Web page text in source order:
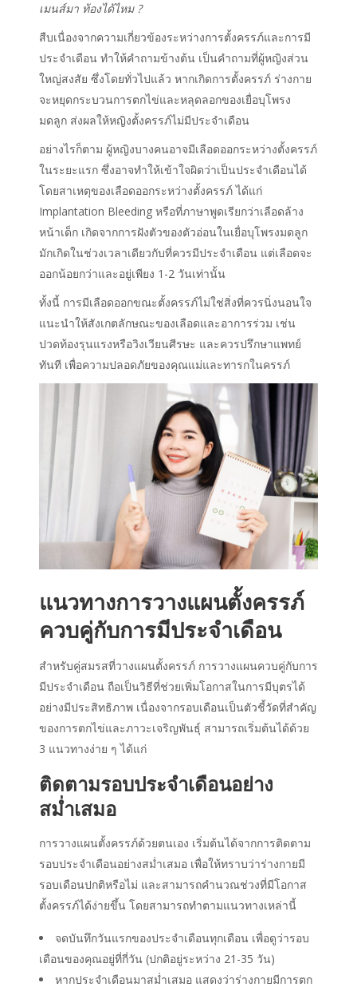
เมนส์มา ท้องได้ไหม?
สืบเนื่องจากความเกี่ยวข้องระหว่างการตั้งครรภ์และการมี
ประจำเดือน ทำให้คำถามข้างต้น เป็นคำถามที่ผู้หญิงส่วน
ใหญ่สงสัย ซึ่งโดยทั่วไปแล้ว หากเกิดการตั้งครรภ์ ร่างกาย
จะหยุดกระบวนการตกไข่และหลุดลอกของเยื่อบุโพรง
มดลูก ส่งผลให้หญิงตั้งครรภ์ไม่มีประจำเดือน
อย่างไรก็ตาม ผู้หญิงบางคนอาจมีเลือดออกระหว่างตั้งครรภ์
ในระยะแรก ซึ่งอาจทำให้เข้าใจผิดว่าเป็นประจำเดือนได้
โดยสาเหตุของเลือดออกระหว่างตั้งครรภ์ ได้แก่
Implantation Bleeding หรือที่ภาษาพูดเรียกว่าเลือดล้าง
หน้าเด็ก เกิดจากการฝังตัวของตัวอ่อนในเยื่อบุโพรงมดลูก
มักเกิดในช่วงเวลาเดียวกับที่ควรมีประจำเดือน แต่เลือดจะ
ออกน้อยกว่าและอยู่เพียง 1-2 วันเท่านั้น
ทั้งนี้ การมีเลือดออกขณะตั้งครรภ์ไม่ใช่สิ่งที่ควรนิ่งนอนใจ
แนะนำให้สังเกตลักษณะของเลือดและอาการร่วม เช่น
ปวดท้องรุนแรงหรือวิงเวียนศีรษะ และควรปรึกษาแพทย์
ทันที เพื่อความปลอดภัยของคุณแม่และทารกในครรภ์
แนวทางการวางแผนตั้งครรภ์
ควบคู่กับการมีประจำเดือน
สำหรับคู่สมรสที่วางแผนตั้งครรภ์ การวางแผนควบคู่กับการ
มีประจำเดือน ถือเป็นวิธีที่ช่วยเพิ่มโอกาสในการมีบุตรได้
อย่างมีประสิทธิภาพ เนื่องจากรอบเดือนเป็นตัวชี้วัดที่สำคัญ
ของการตกไข่และภาวะเจริญพันธุ์ สามารถเริ่มต้นได้ด้วย
3 แนวทางง่าย ๆ ได้แก่
ติดตามรอบประจำเดือนอย่าง
สม่ำเสมอ
การวางแผนตั้งครรภ์ด้วยตนเอง เริ่มต้นได้จากการติดตาม
รอบประจำเดือนอย่างสม่ำเสมอ เพื่อให้ทราบว่าร่างกายมี
รอบเดือนปกติหรือไม่ และสามารถคำนวณช่วงที่มีโอกาส
ตั้งครรภ์ได้ง่ายขึ้น โดยสามารถทำตามแนวทางเหล่านี้
จดบันทึกวันแรกของประจำเดือนทุกเดือน เพื่อดูว่ารอบ
เดือนของคุณอยู่ที่กี่วัน (ปกติอยู่ระหว่าง 21-35 วัน)
หากประจำเดือนมาสม่ำเสมอ แสดงว่าร่างกายมีการตก